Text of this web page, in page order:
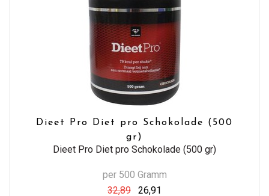
Dieet Pro Diet pro Schokolade (500
gr)
Dieet Pro Diet pro Schokolade (500 gr)
per 500 Gramm
32,89
26,91